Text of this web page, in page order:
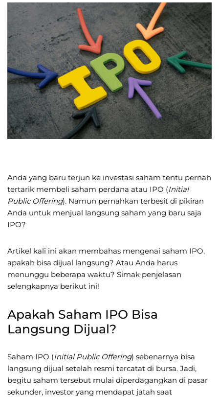
Anda yang baru terjun ke investasi saham tentu pernah
tertarik membeli saham perdana atau IPO (Initial
Public Offering). Namun pernahkan terbesit di pikiran
Anda untuk menjual langsung saham yang baru saja
IPO?
Artikel kali ini akan membahas mengenai saham IPO,
apakah bisa dijual langsung? Atau Anda harus
menunggu beberapa waktu? Simak penjelasan
selengkapnya berikut ini!
Apakah Saham IPO Bisa
Langsung Dijual?
Saham IPO (Initial Public Offering) sebenarnya bisa
langsung dijual setelah resmi tercatat di bursa. Jadi,
begitu saham tersebut mulai diperdagangkan di pasar
sekunder, investor yang mendapat jatah saat